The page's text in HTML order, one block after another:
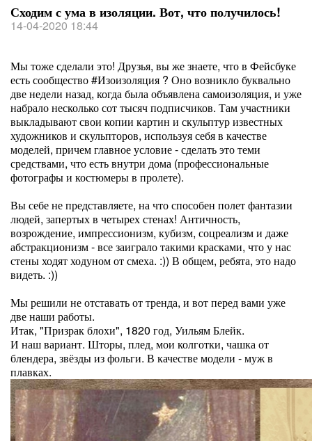
Сходим с ума в изоляции. Вот, что получилось!
14-04-2020 18:44
Мы тоже сделали это! Друзья, вы же знаете, что в Фейсбуке
есть сообщество #Изоизоляция ? Оно возникло буквально
две недели назад, когда была объявлена самоизоляция, и уже
набрало несколько сот тысяч подписчиков. Там участники
выкладывают свои копии картин и скульптур известных
художников и скульпторов, используя себя в качестве
моделей, причем главное условие - сделать это теми
средствами, что есть внутри дома (профессиональные
фотографы и костюмеры в пролете).
Вы себе не представляете, на что способен полет фантазии
людей, запертых в четырех стенах! Античность,
возрождение, импрессионизм, кубизм, соцреализм и даже
абстракционизм - все заиграло такими красками, что у нас
стены ходят ходуном от смеха. :)) В общем, ребята, это надо
видеть. :))
Мы решили не отставать от тренда, и вот перед вами уже
две наши работы.
Итак, "Призрак блохи", 1820 год, Уильям Блейк.
И наш вариант. Шторы, плед, мои колготки, чашка от
блендера, звёзды из фольги. В качестве модели - муж в
плавках.